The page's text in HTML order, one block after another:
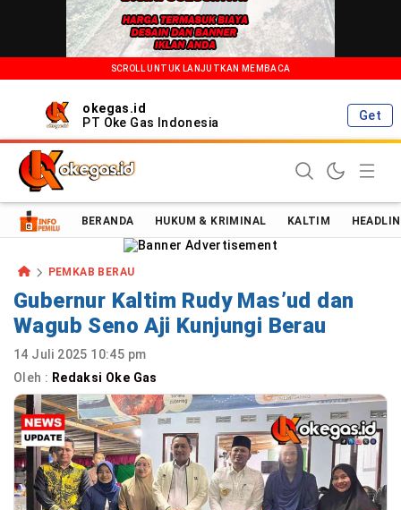
SCROLL UNTUK LANJUTKAN MEMBACA
okegas.id
PT Oke Gas Indonesia
Get
Oke Gas Indonesia | Energi Positif Informasi Terkini!
BERANDA HUKUM & KRIMINAL KALTIM
PEMKAB BERAU
Gubernur Kaltim Rudy Mas’ud dan
Wagub Seno Aji Kunjungi Berau
14 Juli 2025 10:45 pm
Oleh : Redaksi Oke Gas